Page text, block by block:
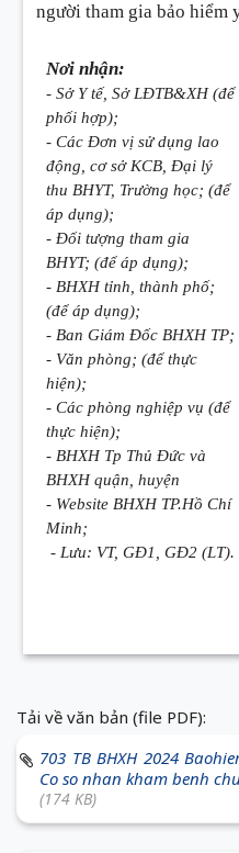
người tham gia bảo hiểm
Nơi nhận:
- Sở Y tế, Sở LĐTB&XH (để
phối hợp);
- Các Đơn vị sử dụng lao
động, cơ sở KCB, Đại lý
thu BHYT, Trường học; (để
áp dụng);
- Đối tượng tham gia
BHYT; (để áp dụng);
- BHXH tỉnh, thành phố;
(để áp dụng);
- Ban Giám Đốc BHXH TP;
- Văn phòng; (để thực
hiện);
- Các phòng nghiệp vụ (để
thực hiện);
- BHXH Tp Thủ Đức và
BHXH quận, huyện
- Website BHXH TP.Hồ Chí
Minh;
- Lưu: VT, GĐ1, GĐ2 (LT).
Tải về văn bản (file PDF):
703 TB BHXH 2024
Co so nhan kham benh
(174 KB)